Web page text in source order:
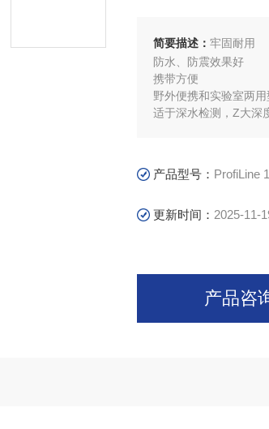
简要描述：牢固耐用
防水、防震效果好
携带方便
野外便携和实验室两用
适于深水检测，Z大深
产品型号： ProfiLine
更新时间： 2025-11-
产品咨